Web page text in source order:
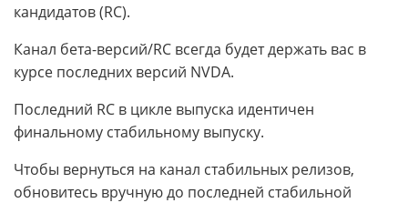
кандидатов (RC).
Канал бета-версий/RC всегда будет держать вас в
курсе последних версий NVDA.
Последний RC в цикле выпуска идентичен
финальному стабильному выпуску.
Чтобы вернуться на канал стабильных релизов,
обновитесь вручную до последней стабильной